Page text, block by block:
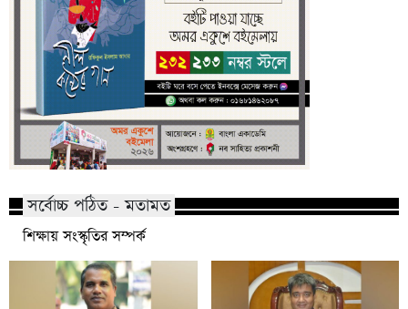
সর্বোচ্চ পঠিত - মতামত
শিক্ষায় সংস্কৃতির সম্পর্ক